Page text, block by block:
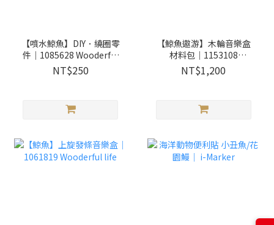
【噴水鯨魚】DIY．繞圈零
件｜1085628 Wooderful
life
NT$250
【鯨魚遨游】木輪音樂盒
材料包｜1153108
Wooderful life
NT$1,200